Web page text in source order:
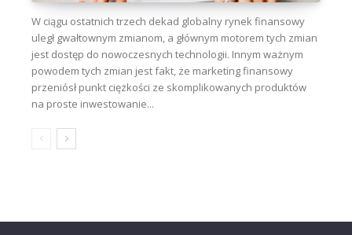
W ciągu ostatnich trzech dekad globalny rynek finansowy
uległ gwałtownym zmianom, a głównym motorem tych zmian
jest dostęp do nowoczesnych technologii. Innym ważnym
powodem tych zmian jest fakt, że marketing finansowy
przeniósł punkt ciężkości ze skomplikowanych produktów
na proste inwestowanie...